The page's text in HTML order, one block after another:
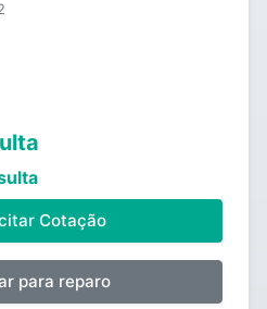
Cotação
para reparo